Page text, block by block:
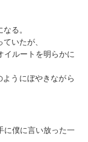
る。
いたが、
イルートを明らかに
ようにぼやきながら
に僕に言い放った一